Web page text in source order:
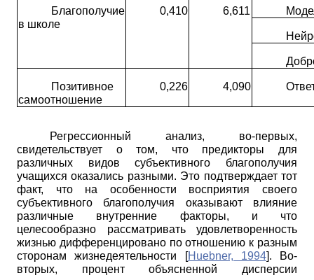
Благополучие
в школе
0,410 6,611
Позитивное
самоотношение
0,226 4,090
Регрессионный анализ, во-первых,
свидетельствует о том, что предикторы для
различных видов субъективного благополучия
учащихся оказались разными. Это подтверждает тот
факт, что на особенности восприятия своего
субъективного благополучия оказывают влияние
различные внутренние факторы, и что
целесообразно рассматривать удовлетворенность
жизнью дифференцировано по отношению к разным
сторонам жизнедеятельности
[Huebner, 1994]. Во-
вторых, процент объясненной дисперсии